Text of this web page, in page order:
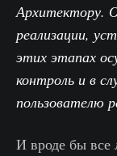
Архитектору.
реализации,
этих этапах
контроль и в
пользователю
И вроде бы все